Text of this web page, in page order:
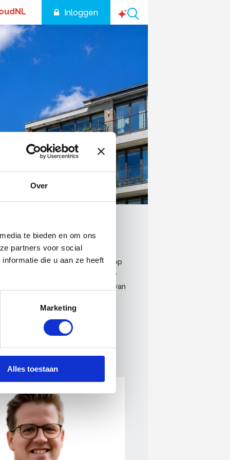
Over
te bieden en om ons
partners voor social
die u aan ze heeft
Marketing
Alles toestaan
Inloggen
het vastgestelde beleid als op
vier keer per jaar, waarbij de
de secretaris van de Raad van